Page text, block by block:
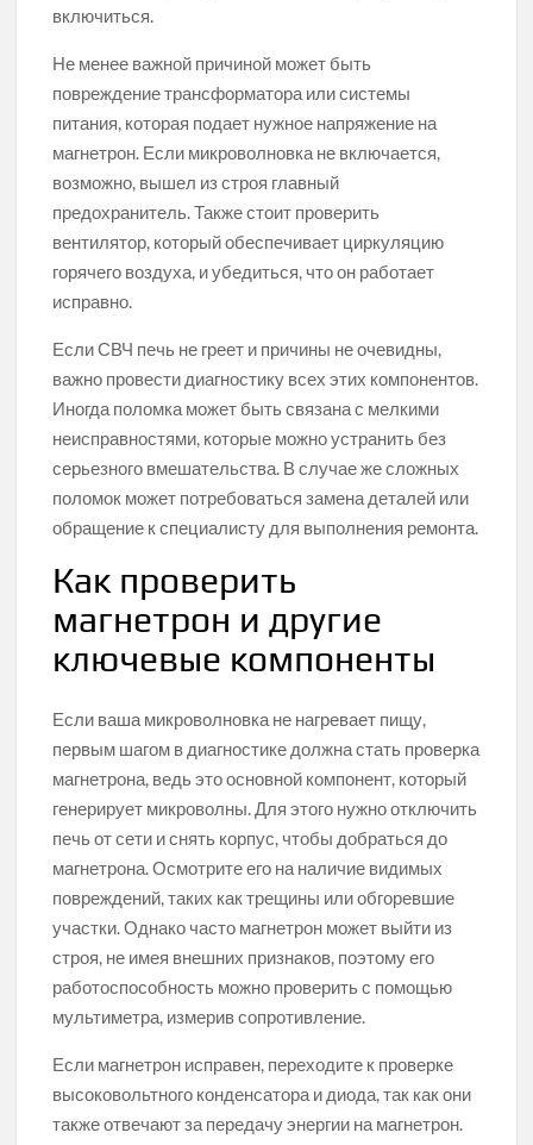
включиться.
Не менее важной причиной может быть
повреждение трансформатора или системы
питания, которая подает нужное напряжение на
магнетрон. Если микроволновка не включается,
возможно, вышел из строя главный
предохранитель. Также стоит проверить
вентилятор, который обеспечивает циркуляцию
горячего воздуха, и убедиться, что он работает
исправно.
Если СВЧ печь не греет и причины не очевидны,
важно провести диагностику всех этих компонентов.
Иногда поломка может быть связана с мелкими
неисправностями, которые можно устранить без
серьезного вмешательства. В случае же сложных
поломок может потребоваться замена деталей или
обращение к специалисту для выполнения ремонта.
Как проверить
магнетрон и другие
ключевые компоненты
Если ваша микроволновка не нагревает пищу,
первым шагом в диагностике должна стать проверка
магнетрона, ведь это основной компонент, который
генерирует микроволны. Для этого нужно отключить
печь от сети и снять корпус, чтобы добраться до
магнетрона. Осмотрите его на наличие видимых
повреждений, таких как трещины или обгоревшие
участки. Однако часто магнетрон может выйти из
строя, не имея внешних признаков, поэтому его
работоспособность можно проверить с помощью
мультиметра, измерив сопротивление.
Если магнетрон исправен, переходите к проверке
высоковольтного конденсатора и диода, так как они
также отвечают за передачу энергии на магнетрон.